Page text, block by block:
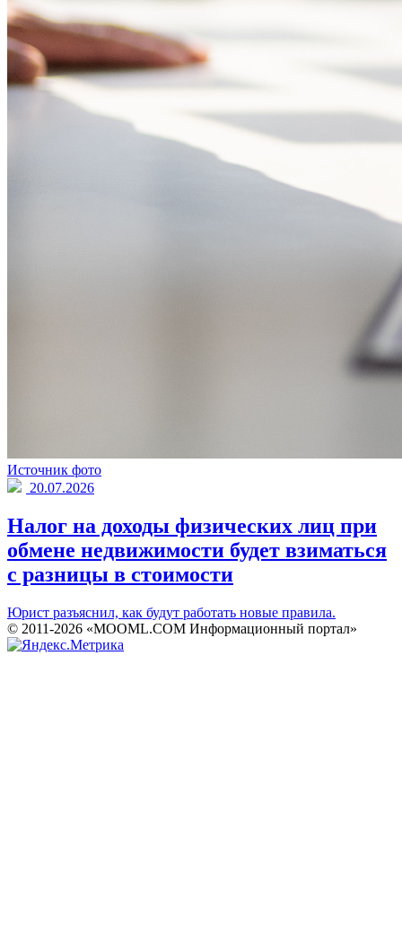
Источник фото
20.07.2026
Налог на доходы физических лиц при
обмене недвижимости будет взиматься
с разницы в стоимости
Юрист разъяснил, как будут работать новые правила.
© 2011-2026 «MOOML.COM Информационный портал»